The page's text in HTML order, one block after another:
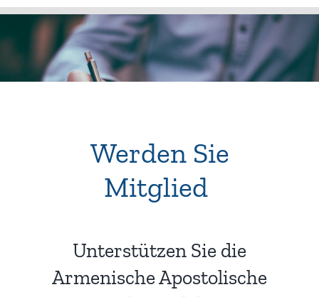
Werden Sie
Mitglied
Unterstützen Sie die
Armenische Apostolische